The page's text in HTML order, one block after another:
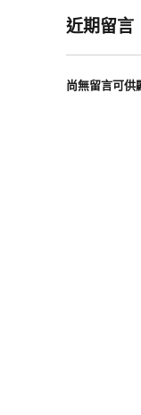
近期留言
尚無留言可供